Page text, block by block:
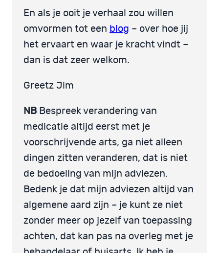
En als je ooit je verhaal zou willen
omvormen tot een blog – over hoe jij
het ervaart en waar je kracht vindt –
dan is dat zeer welkom.
Greetz Jim
NB Bespreek verandering van
medicatie altijd eerst met je
voorschrijvende arts, ga niet alleen
dingen zitten veranderen, dat is niet
de bedoeling van mijn adviezen.
Bedenk je dat mijn adviezen altijd van
algemene aard zijn – je kunt ze niet
zonder meer op jezelf van toepassing
achten, dat kan pas na overleg met je